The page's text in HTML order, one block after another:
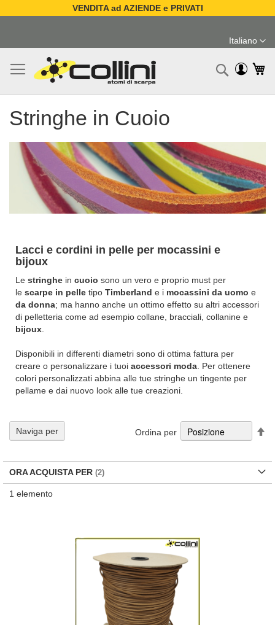
VENDITA ad AZIENDE e PRIVATI
contenuto
Lingua
Italiano
Stringhe in Cuoio
Lacci e cordini in pelle per mocassini e
bijoux
Le stringhe in cuoio sono un vero e proprio must per
le scarpe in pelle tipo Timberland e i mocassini da uomo e
da donna; ma hanno anche un ottimo effetto su altri accessori
di pelletteria come ad esempio collane, bracciali, collanine e
bijoux
Disponibili in differenti diametri sono di ottima fattura per
creare o personalizzare i tuoi accessori moda . Per ottenere
colori personalizzati abbina alle tue stringhe un tingente per
pellame e dai nuovo look alle tue creazioni.
1 elemento
Ordina per
Naviga per
ORA ACQUISTA PER